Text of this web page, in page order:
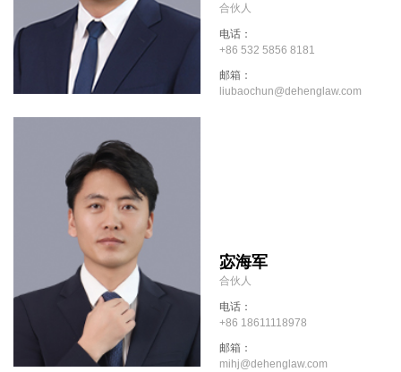
合伙人
电话：
+86 532 5856 8181
邮箱：
liubaochun@dehenglaw.com
宓海军
合伙人
电话：
+86 18611118978
邮箱：
mihj@dehenglaw.com